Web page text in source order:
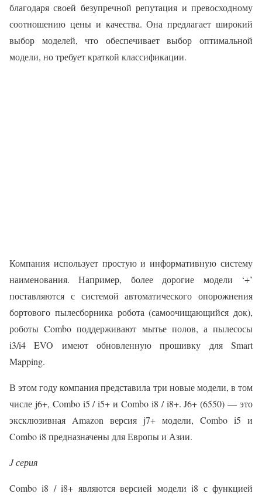
благодаря своей безупречной репутация и превосходному
соотношению цены и качества. Она предлагает широкий
выбор моделей, что обеспечивает выбор оптимальной
модели, но требует краткой классификации.
Компания использует простую и информативную систему
наименования. Например, более дорогие модели ‘+’
поставляются с системой автоматического опорожнения
бортового пылесборника робота (самоочищающийся док),
роботы Combo поддерживают мытье полов, а пылесосы
i3/i4 EVO имеют обновленную прошивку для Smart
Mapping.
В этом году компания представила три новые модели, в том
числе j6+, Combo i5 / i5+ и Combo i8 / i8+. J6+ (6550) — это
эксклюзивная Amazon версия j7+ модели, Combo i5 и
Combo i8 предназначены для Европы и Азии.
J серия
Combo i8 / i8+ являются версией модели i8 с функцией